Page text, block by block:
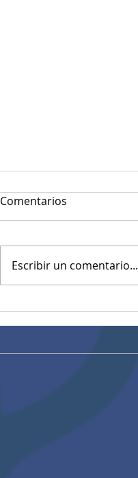
Bachillerato 2026
Comentarios
Escribir un comentario...